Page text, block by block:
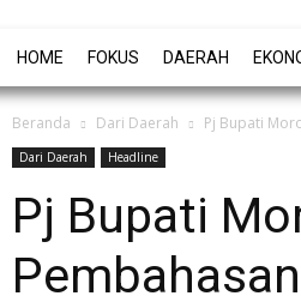
HOME FOKUS DAERAH
Beranda Dari Daerah Pj Bupati
Dari Daerah Headline
Pj Bupati